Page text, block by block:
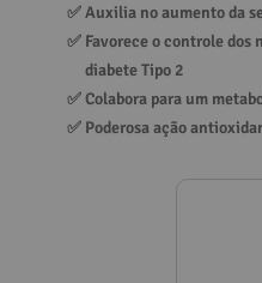
✅ Auxilia no aumento da
✅ Favorece o controle dos
diabete Tipo 2
✅ Colabora para um
✅ Poderosa ação